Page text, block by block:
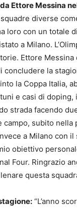
Ettore Messina
diverse
loro con un
a Milano.
Ettore
concludere la
la Coppa Italia,
e casi di
strada facendo
subito
a Milano con
obiettivo
Four. Ringrazio
questa
“L’anno